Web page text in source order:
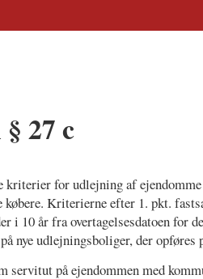
27 c
for udlejning af
Kriterierne efter 1. pkt.
i 10 år fra overtagelsesdatoen for
nye udlejningsboliger, der opføres
på ejendommen med